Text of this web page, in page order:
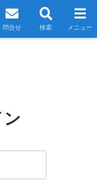
問合せ 検索 メニュー